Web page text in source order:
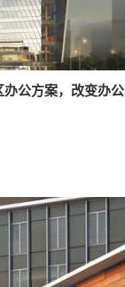
公方案，改变办公